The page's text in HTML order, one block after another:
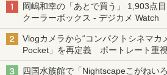
岡嶋和幸の「あとで買う」 1,903点
クーラーボックス - デジカメ Watch
Vlogカメラから“コンパクトシネマ
Pocket」を再定義 ポートレート重
四国水族館で「Nightscapeこがねい